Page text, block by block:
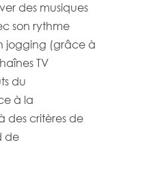
des musiques
son rythme
jogging (grâce à
TV
du
à la
des critères de
de